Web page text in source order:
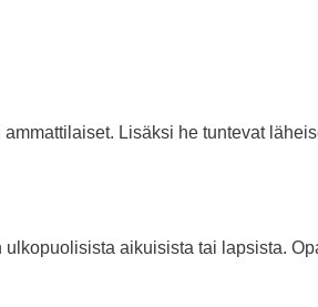
Lisäksi he tuntevat
aikuisista tai lapsista.